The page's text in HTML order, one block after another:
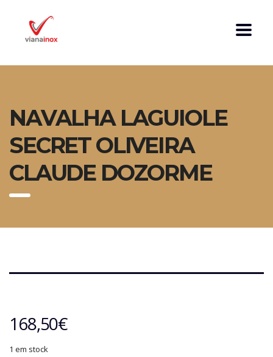
NAVALHA LAGUIOLE
SECRET OLIVEIRA
CLAUDE DOZORME
168,50€
1 em stock